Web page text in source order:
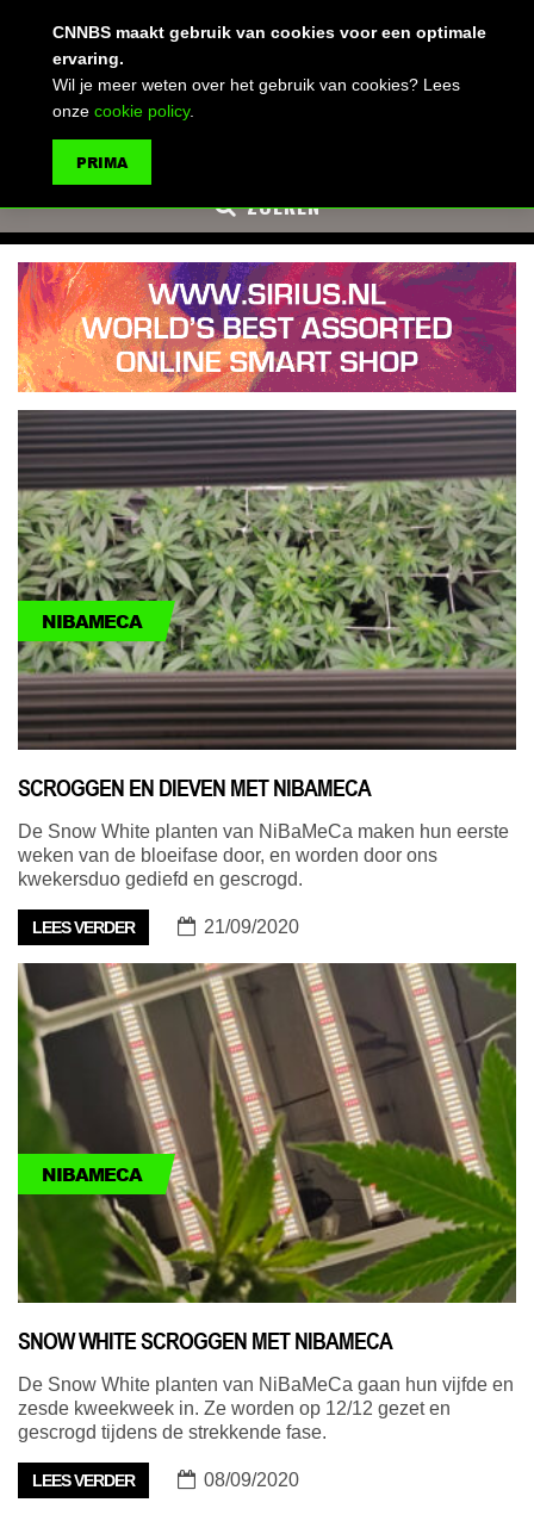
ZOEKEN
NIBAMECA
SCROGGEN EN DIEVEN MET NIBAMECA
De Snow White planten van NiBaMeCa maken hun eerste
weken van de bloeifase door, en worden door ons
kwekersduo gediefd en gescrogd.
LEES VERDER 21/09/2020
NIBAMECA
SNOW WHITE SCROGGEN MET NIBAMECA
De Snow White planten van NiBaMeCa gaan hun vijfde en
zesde kweekweek in. Ze worden op 12/12 gezet en
gescrogd tijdens de strekkende fase.
LEES VERDER 08/09/2020
CNNBS maakt gebruik van cookies voor een optimale
ervaring.
Wil je meer weten over het gebruik van cookies? Lees
onze cookie policy.
PRIMA